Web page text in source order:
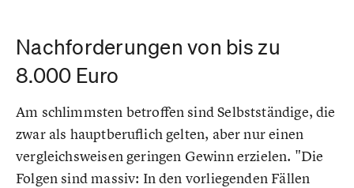
Nachforderungen von bis zu
8.000 Euro
Am schlimmsten betroffen sind Selbstständige, die
zwar als hauptberuflich gelten, aber nur einen
vergleichsweisen geringen Gewinn erzielen. "Die
Folgen sind massiv: In den vorliegenden Fällen